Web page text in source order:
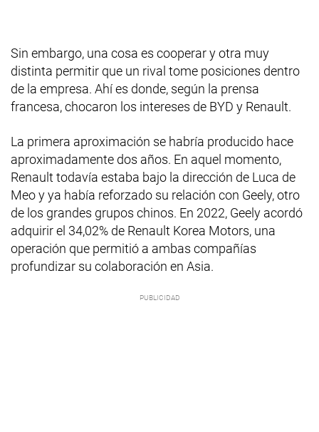
Sin embargo, una cosa es cooperar y otra muy
distinta permitir que un rival tome posiciones dentro
de la empresa. Ahí es donde, según la prensa
francesa, chocaron los intereses de BYD y Renault.
La primera aproximación se habría producido hace
aproximadamente dos años. En aquel momento,
Renault todavía estaba bajo la dirección de Luca de
Meo y ya había reforzado su relación con Geely, otro
de los grandes grupos chinos. En 2022, Geely acordó
adquirir el 34,02% de Renault Korea Motors, una
operación que permitió a ambas compañías
profundizar su colaboración en Asia.